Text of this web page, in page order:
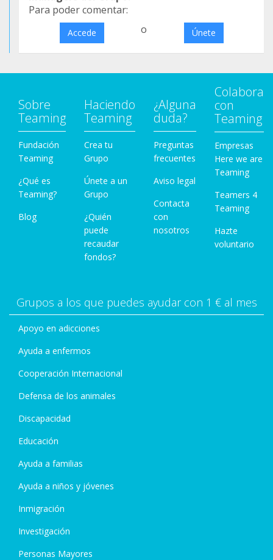
Para poder comentar:
Accede o Únete
Sobre
Teaming
Fundación
Teaming
¿Qué es
Teaming?
Blog
Haciendo
Teaming
Crea tu
Grupo
Únete a un
Grupo
¿Quién
puede
recaudar
fondos?
¿Alguna
duda?
Preguntas
frecuentes
Aviso legal
Contacta
con
nosotros
Colabora
con
Teaming
Empresas
Here we are
Teaming
Teamers 4
Teaming
Hazte
voluntario
Grupos a los que puedes ayudar con 1 € al mes
Apoyo en adicciones
Ayuda a enfermos
Cooperación Internacional
Defensa de los animales
Discapacidad
Educación
Ayuda a familias
Ayuda a niños y jóvenes
Inmigración
Investigación
Personas Mayores